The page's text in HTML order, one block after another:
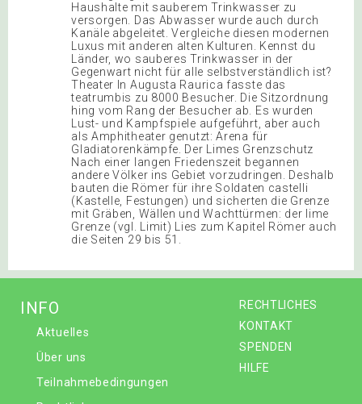
Haushalte mit sauberem Trinkwasser zu
versorgen. Das Abwasser wurde auch durch
Kanäle abgeleitet. Vergleiche diesen modernen
Luxus mit anderen alten Kulturen. Kennst du
Länder, wo sauberes Trinkwasser in der
Gegenwart nicht für alle selbstverständlich ist?
Theater In Augusta Raurica fasste das
teatrumbis zu 8000 Besucher. Die Sitzordnung
hing vom Rang der Besucher ab. Es wurden
Lust- und Kampfspiele aufgeführt, aber auch
als Amphitheater genutzt: Arena für
Gladiatorenkämpfe. Der Limes Grenzschutz
Nach einer langen Friedenszeit begannen
andere Völker ins Gebiet vorzudringen. Deshalb
bauten die Römer für ihre Soldaten castelli
(Kastelle, Festungen) und sicherten die Grenze
mit Gräben, Wällen und Wachttürmen: der lime
Grenze (vgl. Limit) Lies zum Kapitel Römer auch
die Seiten 29 bis 51.
RECHTLICHES
KONTAKT
SPENDEN
HILFE
INFO
Aktuelles
Über uns
Teilnahmebedingungen